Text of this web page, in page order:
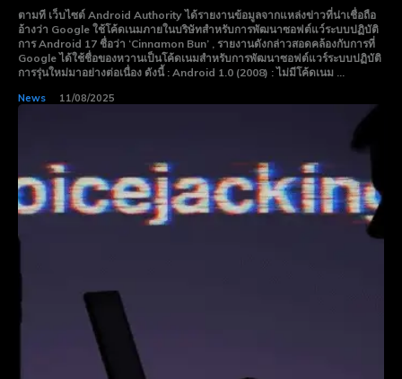
ตามที เว็บไซต์ Android Authority ได้รายงานข้อมูลจากแหล่งข่าวที่น่าเชื่อถือ
อ้างว่า Google ใช้โค้ดเนมภายในบริษัทสำหรับการพัฒนาซอฟต์แว์ระบบปฏิบัติ
การ Android 17 ชื่อว่า ‘Cinnamon Bun’ , รายงานดังกล่าวสอดคล้องกับการที่
Google ได้ใช้ชื่อของหวานเป็นโค้ดเนมสำหรับการพัฒนาซอฟต์แวร์ระบบปฏิบัติ
การรุ่นใหม่มาอย่างต่อเนื่อง ดังนี้ : Android 1.0 (2008) : ไม่มีโค้ดเนม ...
News 11/08/2025